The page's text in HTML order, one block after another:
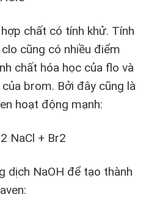
chất có tính khử. Tính
cũng có nhiều điểm
chất hóa học của flo và
brom. Bởi đây cũng là
hoạt động mạnh:
NaCl + Br2
dịch NaOH để tạo thành